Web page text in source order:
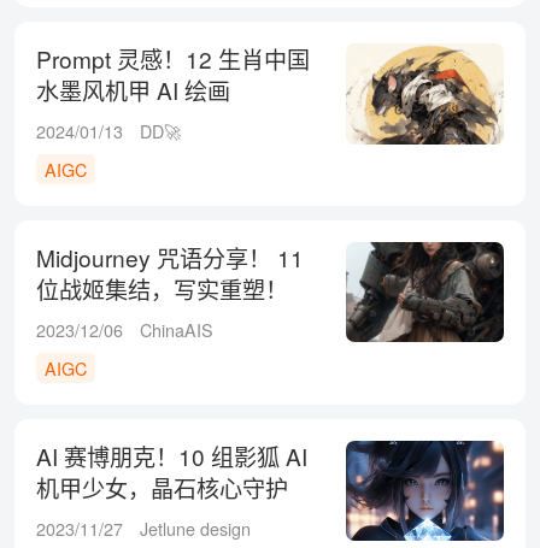
Prompt 灵感！12 生肖中国
水墨风机甲 AI 绘画
2024/01/13
DD🚀
AIGC
Midjourney 咒语分享！ 11
位战姬集结，写实重塑！
2023/12/06
ChinaAIS
AIGC
AI 赛博朋克！10 组影狐 AI
机甲少女，晶石核心守护
者！
2023/11/27 Jetlune design